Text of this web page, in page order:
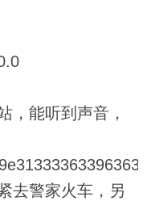
，能听到声音，
去警家火车，另